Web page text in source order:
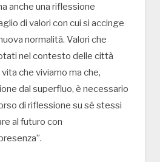
anche una riflessione
di valori con cui si accinge
normalità. Valori che
nel contesto delle città
che viviamo ma che,
dal superfluo, è necessario
di riflessione su sé stessi
al futuro con